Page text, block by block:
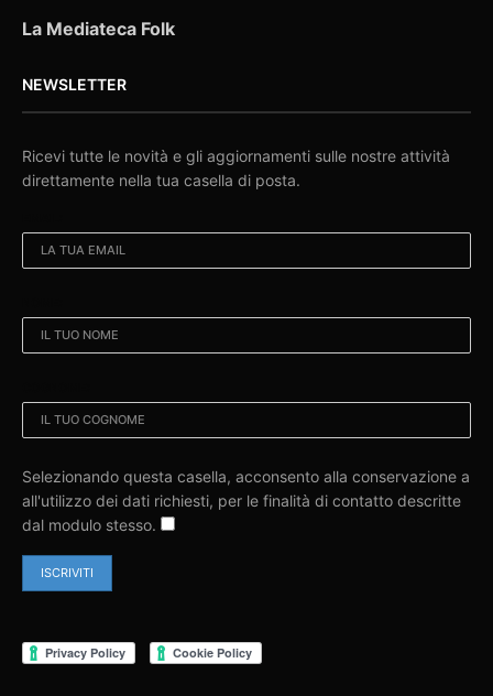
La Mediateca Folk
NEWSLETTER
Ricevi tutte le novità e gli aggiornamenti sulle nostre attività
direttamente nella tua casella di posta.
Selezionando questa casella, acconsento alla conservazione a
all'utilizzo dei dati richiesti, per le finalità di contatto descritte
dal modulo stesso.